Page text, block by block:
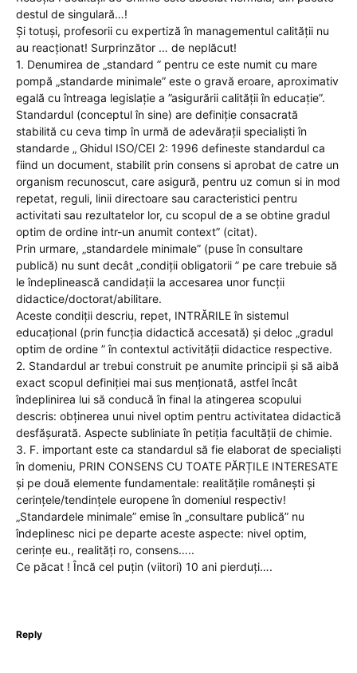
destul de singulară…!
Și totuși, profesorii cu expertiză în managementul calității nu
au reacționat! Surprinzător … de neplăcut!
1. Denumirea de „standard ” pentru ce este numit cu mare
pompă „standarde minimale” este o gravă eroare, aproximativ
egală cu întreaga legislație a ”asigurării calității în educație”.
Standardul (conceptul în sine) are definiție consacrată
stabilită cu ceva timp în urmă de adevărații specialiști în
standarde „ Ghidul ISO/CEI 2: 1996 defineste standardul ca
fiind un document, stabilit prin consens si aprobat de catre un
organism recunoscut, care asigură, pentru uz comun si in mod
repetat, reguli, linii directoare sau caracteristici pentru
activitati sau rezultatelor lor, cu scopul de a se obtine gradul
optim de ordine intr-un anumit context” (citat).
Prin urmare, „standardele minimale” (puse în consultare
publică) nu sunt decât „condiții obligatorii ” pe care trebuie să
le îndeplinească candidații la accesarea unor funcții
didactice/doctorat/abilitare.
Aceste condiții descriu, repet, INTRĂRILE în sistemul
educațional (prin funcția didactică accesată) și deloc „gradul
optim de ordine ” în contextul activității didactice respective.
2. Standardul ar trebui construit pe anumite principii și să aibă
exact scopul definiției mai sus menționată, astfel încât
îndeplinirea lui să conducă în final la atingerea scopului
descris: obținerea unui nivel optim pentru activitatea didactică
desfășurată. Aspecte subliniate în petiția facultății de chimie.
3. F. important este ca standardul să fie elaborat de specialiști
în domeniu, PRIN CONSENS CU TOATE PĂRȚILE INTERESATE
și pe două elemente fundamentale: realitățile românești și
cerințele/tendințele europene în domeniul respectiv!
„Standardele minimale” emise în „consultare publică” nu
îndeplinesc nici pe departe aceste aspecte: nivel optim,
cerințe eu., realități ro, consens…..
Ce păcat ! Încă cel puțin (viitori) 10 ani pierduți….
Reply